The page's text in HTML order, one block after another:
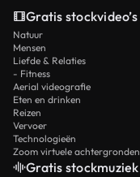
Gratis stockvideo’s
Natuur
Mensen
Liefde & Relaties
- Fitness
Aerial videografie
Eten en drinken
Reizen
Vervoer
Technologieën
Zoom virtuele achtergronden
Gratis stockmuziek